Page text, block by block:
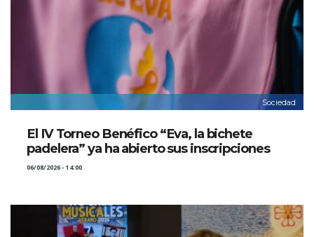
Sociedad
El IV Torneo Benéfico “Eva, la bichete
padelera” ya ha abierto sus inscripciones
06/08/2026 - 14:00